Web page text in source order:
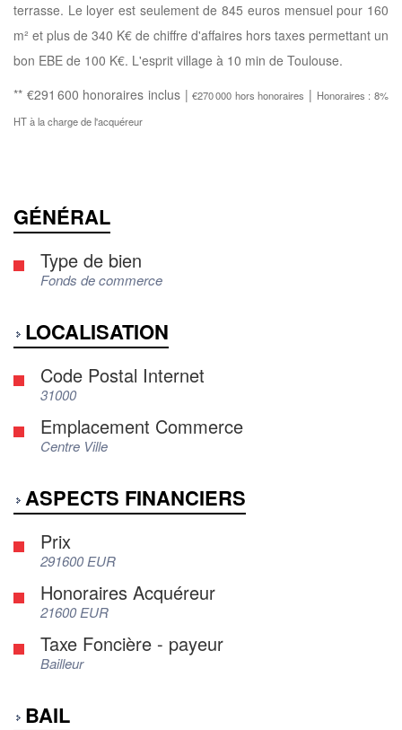
terrasse. Le loyer est seulement de 845 euros mensuel pour 160
m² et plus de 340 K€ de chiffre d'affaires hors taxes permettant un
bon EBE de 100 K€. L'esprit village à 10 min de Toulouse.
** €291 600 honoraires inclus |€270 000 hors honoraires | Honoraires : 8%
HT à la charge de l'acquéreur
GÉNÉRAL
Type de bien
Fonds de commerce
LOCALISATION
Code Postal Internet
31000
Emplacement Commerce
Centre Ville
ASPECTS FINANCIERS
Prix
291600 EUR
Honoraires Acquéreur
21600 EUR
Taxe Foncière - payeur
Bailleur
BAIL